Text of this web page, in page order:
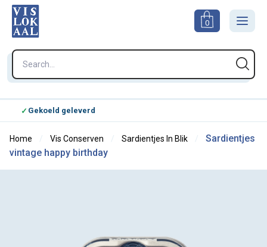
0
Gekoeld geleverd
Home Vis Conserven Sardientjes In Blik
Sardientjes
vintage happy birthday